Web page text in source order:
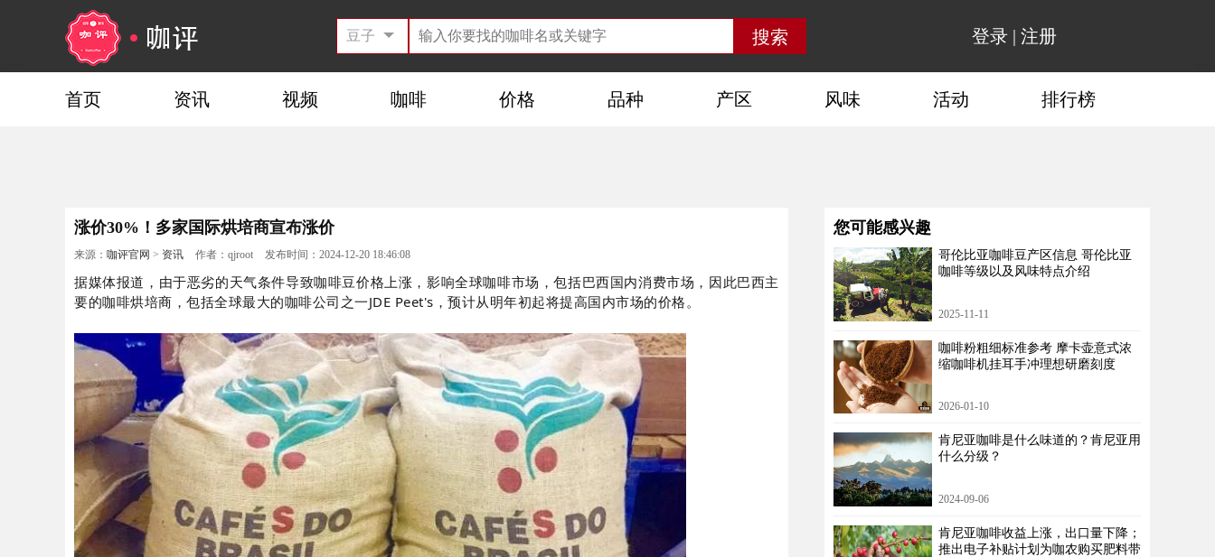
登录 | 注册
首页 资讯 视频 咖啡 价格 品种 产区 风味 活动 排行榜
涨价30%！多家国际烘培商宣布涨价
来源： 咖评官网 > 资讯 作者：qjroot 发布时间：2024-12-20 18:46:08
据媒体报道，由于恶劣的天气条件导致咖啡豆价格上涨，影响全球咖啡市场，包括巴西国内消费市场，因此巴西主
要的咖啡烘培商，包括全球最大的咖啡公司之一JDE Peet's，预计从明年初起将提高国内市场的价格。
您可能感兴趣
哥伦比亚咖啡豆产区信息 哥伦比亚
咖啡等级以及风味特点介绍
2025-11-11
咖啡粉粗细标准参考 摩卡壶意式浓
缩咖啡机挂耳手冲理想研磨刻度
2026-01-10
肯尼亚咖啡是什么味道的？肯尼亚用
什么分级？
2024-09-06
肯尼亚咖啡收益上涨，出口量下降；
推出电子补贴计划为咖农购买肥料带